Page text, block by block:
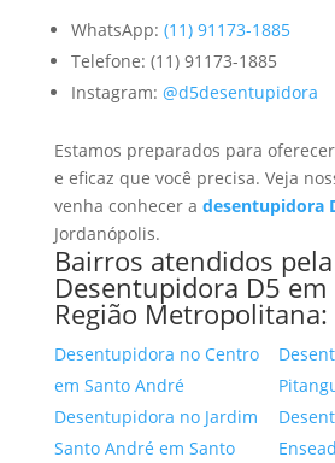
WhatsApp: (11) 91173-1885
Telefone: (11) 91173-1885
Instagram: @d5desentupidora
Estamos preparados para
e eficaz que você precisa. Veja
venha conhecer a desentupidora
Jordanópolis.
Bairros atendidos pela
Desentupidora D5 em
Região Metropolitana:
Desentupidora no Centro
em Santo André
Desentupidora no Jardim
Santo André em Santo